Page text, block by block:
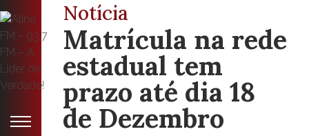
Notícia
Matrícula na rede
estadual tem
prazo até dia 18
de Dezembro